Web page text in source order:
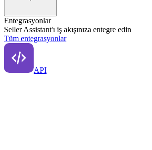
Entegrasyonlar
Seller Assistant'ı iş akışınıza entegre edin
Tüm entegrasyonlar
API